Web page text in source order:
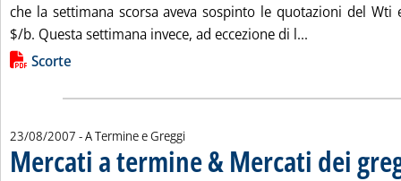
che la settimana scorsa aveva sospinto le quotazioni del
$/b. Questa settimana invece, ad eccezione di l...
Lista allegati PDF alla notizia
Scorte
23/08/2007 - A Termine e Greggi
Mercati a termine & Mercati dei